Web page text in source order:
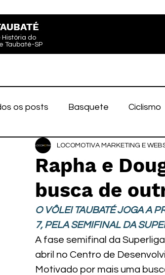
História do
Taubaté-SP
os posts Basquete Ciclismo
Futebol profissional Esporte
Categoria de base Paralímpico
Paratletismo
Rapha e
busca de
LOCOMOTIVA MARKETING E
O VÔLEI TAUBATÉ JOGA A
7, PELA SEMIFINAL DA
A fase semifinal da
abril no Centro de
Motivado por mais uma